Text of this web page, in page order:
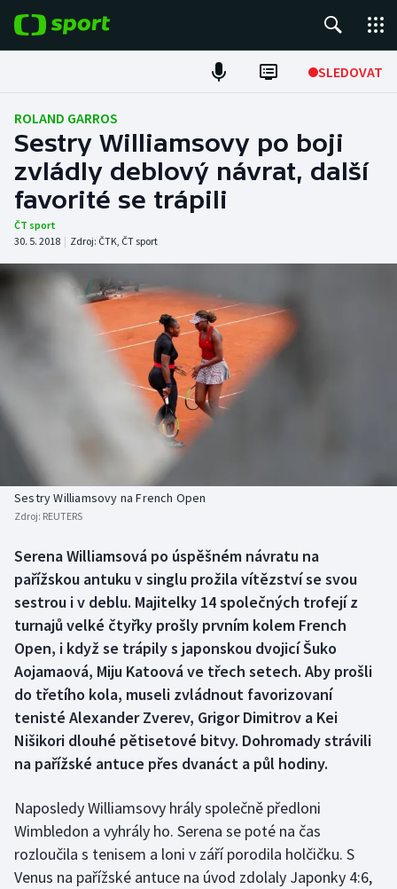
SLEDOVAT
Fotbal
Hokej
Tenis
Atletika
Cyklistika
DALŠÍ SPORTY
Americký fotbal
Biatlon
Box
Curling
Dostihy
Florbal
Futsal
Gymnastika
Házená
NEPŘEHLÉDNĚTE
Aplikace ČT sport
ROLAND GARROS
Sestry Williamsovy po boji
zvládly deblový návrat, další
favorité se trápili
ČT sport
30. 5. 2018 | Zdroj: ČTK, ČT sport
Sestry Williamsovy na French Open
Zdroj: REUTERS
Serena Williamsová po úspěšném návratu na
pařížskou antuku v singlu prožila vítězství se svou
sestrou i v deblu. Majitelky 14 společných trofejí z
turnajů velké čtyřky prošly prvním kolem French
Open, i když se trápily s japonskou dvojicí Šuko
Aojamaová, Miju Katoová ve třech setech. Aby prošli
do třetího kola, museli zvládnout favorizovaní
tenisté Alexander Zverev, Grigor Dimitrov a Kei
Nišikori dlouhé pětisetové bitvy. Dohromady strávili
na pařížské antuce přes dvanáct a půl hodiny.
Naposledy Williamsovy hrály společně předloni
Wimbledon a vyhrály ho. Serena se poté na čas
rozloučila s tenisem a loni v září porodila holčičku. S
Venus na pařížské antuce na úvod zdolaly Japonky 4:6,